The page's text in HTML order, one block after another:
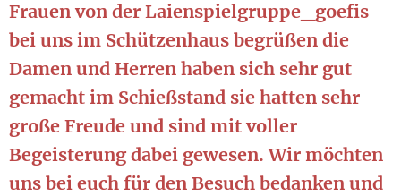
Frauen von der Laienspielgruppe_goefis
bei uns im Schützenhaus begrüßen die
Damen und Herren haben sich sehr gut
gemacht im Schießstand sie hatten sehr
große Freude und sind mit voller
Begeisterung dabei gewesen. Wir möchten
uns bei euch für den Besuch bedanken und